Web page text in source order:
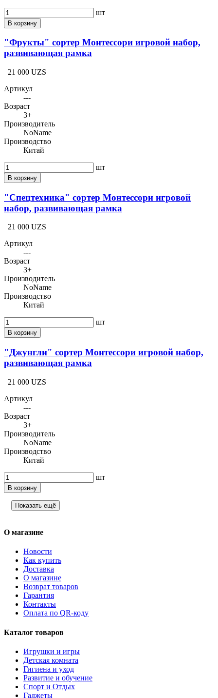
шт
В корзину
"Фрукты" сортер Монтессори игровой набор,
развивающая рамка
21 000 UZS
Артикул
---
Возраст
3+
Производитель
NoName
Производство
Китай
шт
В корзину
"Спецтехника" сортер Монтессори игровой
набор, развивающая рамка
21 000 UZS
Артикул
---
Возраст
3+
Производитель
NoName
Производство
Китай
шт
В корзину
"Джунгли" сортер Монтессори игровой набор,
развивающая рамка
21 000 UZS
Артикул
---
Возраст
3+
Производитель
NoName
Производство
Китай
шт
В корзину
Показать ещё
О магазине
Новости
Как купить
Доставка
О магазине
Возврат товаров
Гарантия
Контакты
Оплата по QR-коду
Каталог товаров
Игрушки и игры
Детская комната
Гигиена и уход
Развитие и обучение
Спорт и Отдых
Гаджеты